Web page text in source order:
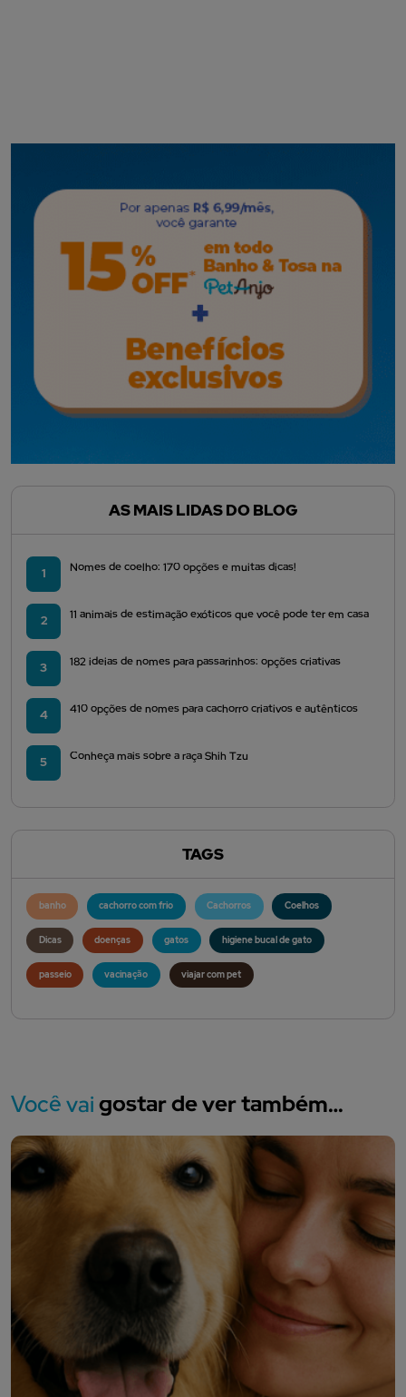
AS MAIS LIDAS DO BLOG
1 Nomes de coelho: 170 opções e muitas dicas!
2 11 animais de estimação exóticos que você pode ter em casa
3 182 ideias de nomes para passarinhos: opções criativas
4 410 opções de nomes para cachorro criativos e autênticos
5 Conheça mais sobre a raça Shih Tzu
TAGS
banho cachorro com frio Cachorros Coelhos
Dicas doenças gatos higiene bucal de gato
passeio vacinação viajar com pet
Você vaigostar de ver também…